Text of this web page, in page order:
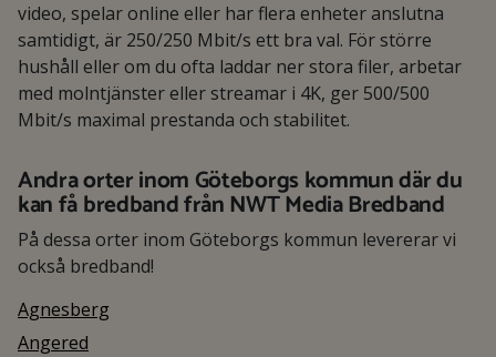
video, spelar online eller har flera enheter anslutna
samtidigt, är 250/250 Mbit/s ett bra val. För större
hushåll eller om du ofta laddar ner stora filer, arbetar
med molntjänster eller streamar i 4K, ger 500/500
Mbit/s maximal prestanda och stabilitet.
Andra orter inom Göteborgs kommun där du
kan få bredband från NWT Media Bredband
På dessa orter inom Göteborgs kommun levererar vi
också bredband!
Agnesberg
Angered